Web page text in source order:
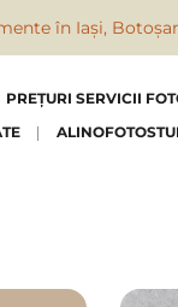
PREȚURI SERVICII
în Iași, Botoșani,